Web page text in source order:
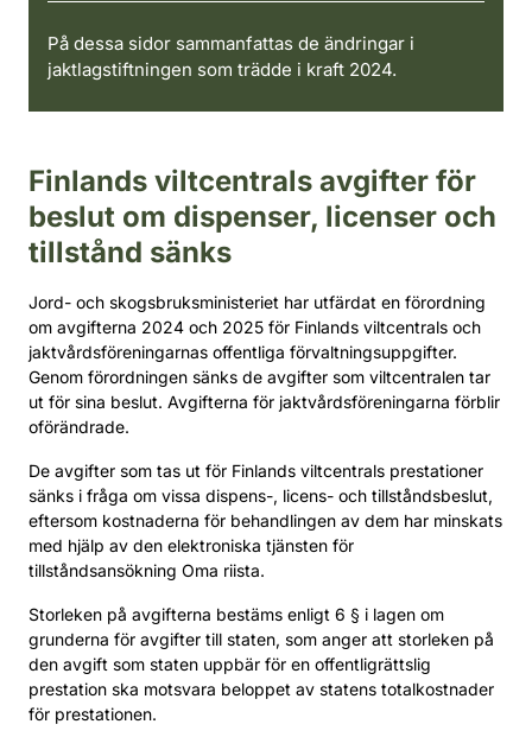
På dessa sidor sammanfattas de ändringar i
jaktlagstiftningen som trädde i kraft 2024.
Finlands viltcentrals avgifter för
beslut om dispenser, licenser och
tillstånd sänks
Jord- och skogsbruksministeriet har utfärdat en förordning
om avgifterna 2024 och 2025 för Finlands viltcentrals och
jaktvårdsföreningarnas offentliga förvaltningsuppgifter.
Genom förordningen sänks de avgifter som viltcentralen tar
ut för sina beslut. Avgifterna för jaktvårdsföreningarna förblir
oförändrade.
De avgifter som tas ut för Finlands viltcentrals prestationer
sänks i fråga om vissa dispens-, licens- och tillståndsbeslut,
eftersom kostnaderna för behandlingen av dem har minskats
med hjälp av den elektroniska tjänsten för
tillståndsansökning Oma riista.
Storleken på avgifterna bestäms enligt 6 § i lagen om
grunderna för avgifter till staten, som anger att storleken på
den avgift som staten uppbär för en offentligrättslig
prestation ska motsvara beloppet av statens totalkostnader
för prestationen.